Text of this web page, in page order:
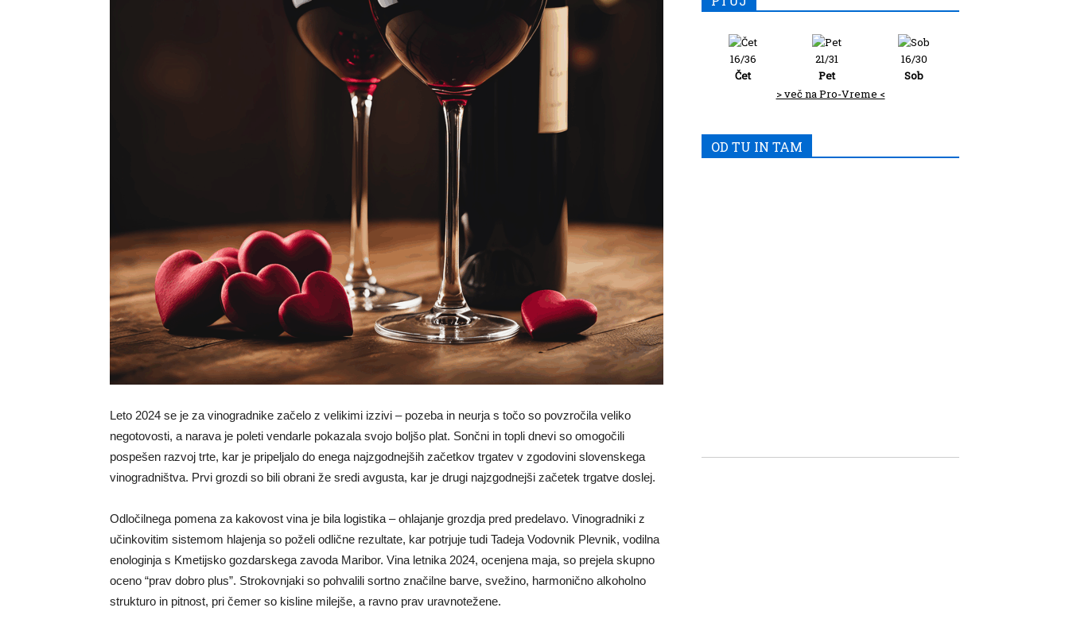
Leto 2024 se je za vinogradnike začelo z velikimi izzivi – pozeba in neurja s točo so povzročila veliko
negotovosti, a narava je poleti vendarle pokazala svojo boljšo plat. Sončni in topli dnevi so omogočili
pospešen razvoj trte, kar je pripeljalo do enega najzgodnejših začetkov trgatev v zgodovini slovenskega
vinogradništva. Prvi grozdi so bili obrani že sredi avgusta, kar je drugi najzgodnejši začetek trgatve doslej.
Odločilnega pomena za kakovost vina je bila logistika – ohlajanje grozdja pred predelavo. Vinogradniki z
učinkovitim sistemom hlajenja so poželi odlične rezultate, kar potrjuje tudi Tadeja Vodovnik Plevnik, vodilna
enologinja s Kmetijsko gozdarskega zavoda Maribor. Vina letnika 2024, ocenjena maja, so prejela skupno
oceno “prav dobro plus”. Strokovnjaki so pohvalili sortno značilne barve, svežino, harmonično alkoholno
strukturo in pitnost, pri čemer so kisline milejše, a ravno prav uravnotežene.
16/36
Čet
21/31
Pet
16/30
Sob
> več na Pro-Vreme <
OD TU IN TAM